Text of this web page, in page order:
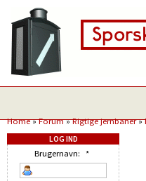
Home»Forum»Rigtige jernbaner»
LOG IND
Brugernavn: *